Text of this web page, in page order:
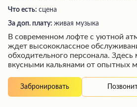
Что есть: сцена
За доп. плату: живая музыка
В современном лофте с уютной
ждет высококлассное
обходительного персонала.
вкусными кальянами от опытных
Уютные локации, техническое
расположение создают идеальные
Забронировать